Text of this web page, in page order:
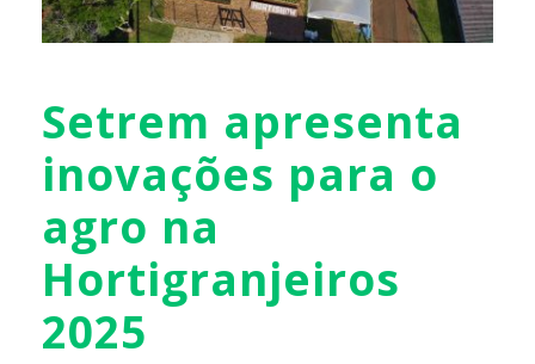
Setrem apresenta
inovações para o
agro na
Hortigranjeiros
2025